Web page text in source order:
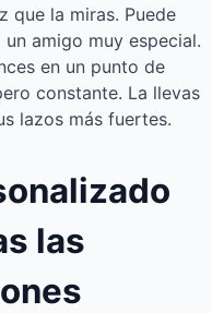
que la miras. Puede
amigo muy especial.
en un punto de
constante. La llevas
lazos más fuertes.
las